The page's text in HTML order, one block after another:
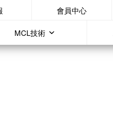
會員中心
MCL技術